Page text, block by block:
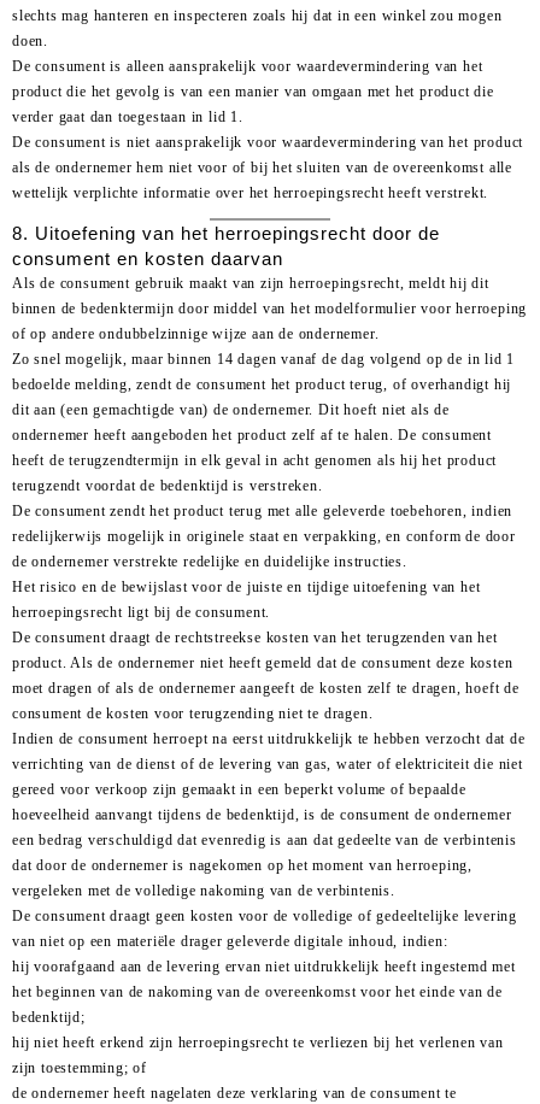
slechts mag hanteren en inspecteren zoals hij dat in een winkel zou mogen
doen.
De consument is alleen aansprakelijk voor waardevermindering van het
product die het gevolg is van een manier van omgaan met het product die
verder gaat dan toegestaan in lid 1.
De consument is niet aansprakelijk voor waardevermindering van het product
als de ondernemer hem niet voor of bij het sluiten van de overeenkomst alle
wettelijk verplichte informatie over het herroepingsrecht heeft verstrekt.
8. Uitoefening van het herroepingsrecht door de
consument en kosten daarvan
Als de consument gebruik maakt van zijn herroepingsrecht, meldt hij dit
binnen de bedenktermijn door middel van het modelformulier voor herroeping
of op andere ondubbelzinnige wijze aan de ondernemer.
Zo snel mogelijk, maar binnen 14 dagen vanaf de dag volgend op de in lid 1
bedoelde melding, zendt de consument het product terug, of overhandigt hij
dit aan (een gemachtigde van) de ondernemer. Dit hoeft niet als de
ondernemer heeft aangeboden het product zelf af te halen. De consument
heeft de terugzendtermijn in elk geval in acht genomen als hij het product
terugzendt voordat de bedenktijd is verstreken.
De consument zendt het product terug met alle geleverde toebehoren, indien
redelijkerwijs mogelijk in originele staat en verpakking, en conform de door
de ondernemer verstrekte redelijke en duidelijke instructies.
Het risico en de bewijslast voor de juiste en tijdige uitoefening van het
herroepingsrecht ligt bij de consument.
De consument draagt de rechtstreekse kosten van het terugzenden van het
product. Als de ondernemer niet heeft gemeld dat de consument deze kosten
moet dragen of als de ondernemer aangeeft de kosten zelf te dragen, hoeft de
consument de kosten voor terugzending niet te dragen.
Indien de consument herroept na eerst uitdrukkelijk te hebben verzocht dat de
verrichting van de dienst of de levering van gas, water of elektriciteit die niet
gereed voor verkoop zijn gemaakt in een beperkt volume of bepaalde
hoeveelheid aanvangt tijdens de bedenktijd, is de consument de ondernemer
een bedrag verschuldigd dat evenredig is aan dat gedeelte van de verbintenis
dat door de ondernemer is nagekomen op het moment van herroeping,
vergeleken met de volledige nakoming van de verbintenis.
De consument draagt geen kosten voor de volledige of gedeeltelijke levering
van niet op een materiële drager geleverde digitale inhoud, indien:
hij voorafgaand aan de levering ervan niet uitdrukkelijk heeft ingestemd met
het beginnen van de nakoming van de overeenkomst voor het einde van de
bedenktijd;
hij niet heeft erkend zijn herroepingsrecht te verliezen bij het verlenen van
zijn toestemming; of
de ondernemer heeft nagelaten deze verklaring van de consument te